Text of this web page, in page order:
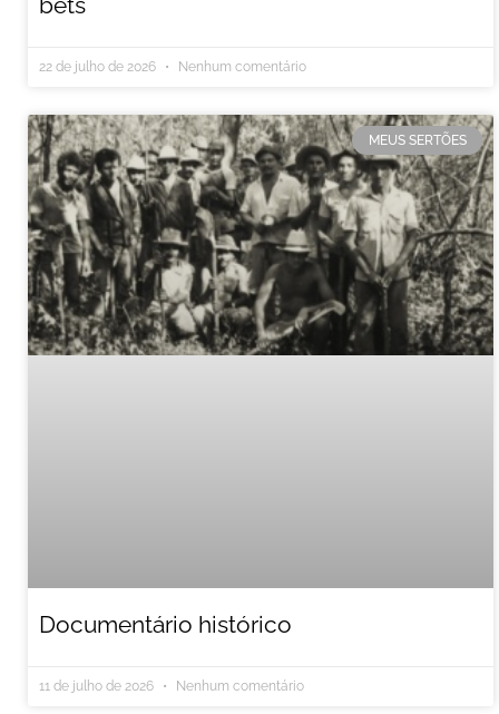
22 de julho de 2026 Nenhum comentário
MEUS SERTÕES
Documentário histórico
11 de julho de 2026 Nenhum comentário